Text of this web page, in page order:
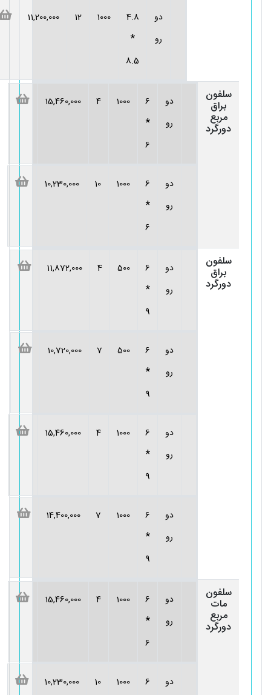
دو
رو
4.8
*
8.5
1000
12
11,200,000
سلفون
براق
مربع
دورگرد
دو
رو
6
*
6
1000
4
15,460,000
دو
رو
6
*
6
1000
10
10,230,000
سلفون
براق
دورگرد
دو
رو
6
*
9
500
4
11,872,000
دو
رو
6
*
9
500
7
10,720,000
دو
رو
6
*
9
1000
4
15,460,000
دو
رو
6
*
9
1000
7
14,400,000
سلفون
مات
مربع
دورگرد
دو
رو
6
*
6
1000
4
15,460,000
دو
6
1000
10
10,230,000